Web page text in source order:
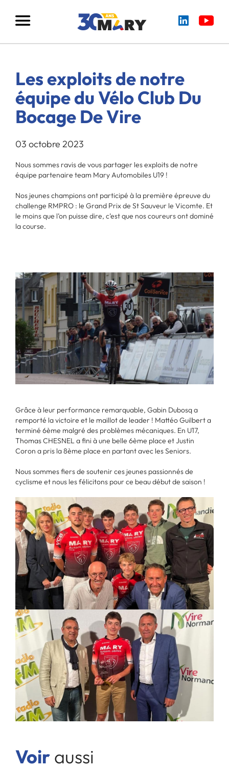
Les exploits de notre
équipe du Vélo Club Du
Bocage De Vire
03 octobre 2023
Nous sommes ravis de vous partager les exploits de notre
équipe partenaire team Mary Automobiles U19 !
Nos jeunes champions ont participé à la première épreuve du
challenge RMPRO : le Grand Prix de St Sauveur le Vicomte. Et
le moins que l’on puisse dire, c’est que nos coureurs ont dominé
la course.
Grâce à leur performance remarquable, Gabin Dubosq a
remporté la victoire et le maillot de leader ! Mattéo Guilbert a
terminé 6ème malgré des problèmes mécaniques. En U17,
Thomas CHESNEL a fini à une belle 6ème place et Justin
Coron a pris la 8ème place en partant avec les Seniors.
Nous sommes fiers de soutenir ces jeunes passionnés de
cyclisme et nous les félicitons pour ce beau début de saison !
Voir aussi